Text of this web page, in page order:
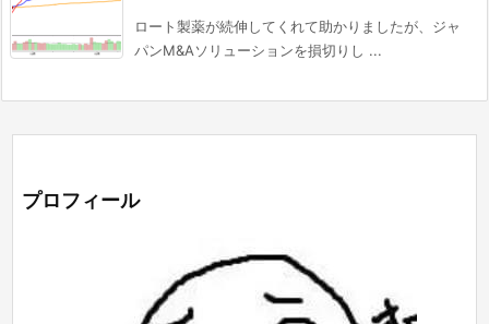
ロート製薬が続伸してくれて助かりましたが、ジャ
パンM&Aソリューションを損切りし ...
プロフィール